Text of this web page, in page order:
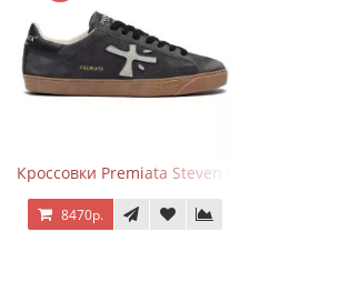
Кроссовки Premiata Steven Black Graphite
8470р.